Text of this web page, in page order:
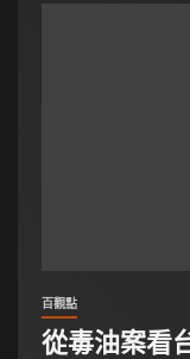
百觀點
從毒油案看